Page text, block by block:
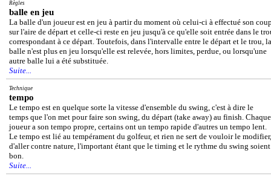
Règles
balle en jeu
La balle d'un joueur est en jeu à partir du moment où celui-ci à effectué son
sur l'aire de départ et celle-ci reste en jeu jusqu'à ce qu'elle soit entrée dans le
correspondant à ce départ. Toutefois, dans l'intervalle entre le départ et le trou, la
balle n'est plus en jeu lorsqu'elle est relevée, hors limites, perdue, ou lorsqu'une
autre balle lui a été substituée.
Suite...
Technique
tempo
Le tempo est en quelque sorte la vitesse d'ensemble du swing, c'est à dire le
temps que l'on met pour faire son swing, du départ (take away) au finish. Chaque
joueur a son tempo propre, certains ont un tempo rapide d'autres un tempo lent.
Le tempo est lié au tempérament du golfeur, et rien ne sert de vouloir le modifier,
d'aller contre nature, l'important étant que le timing et le rythme du swing soient
bon.
Suite...